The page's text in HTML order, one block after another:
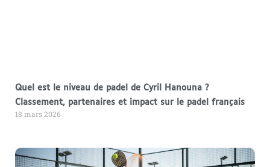
Quel est le niveau de padel de Cyril Hanouna ?
Classement, partenaires et impact sur le padel français
18 mars 2026